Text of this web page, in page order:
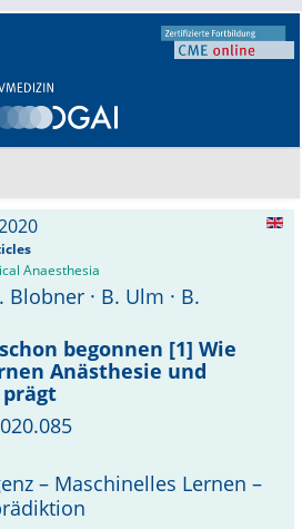
Anaesthesia
Blobner · B. Ulm · B.
begonnen [1] Wie
Anästhesie und
– Maschinelles Lernen –